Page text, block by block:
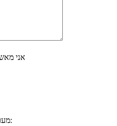
אני
מעונין לקבל הצעת מחיר או מידע עבור: